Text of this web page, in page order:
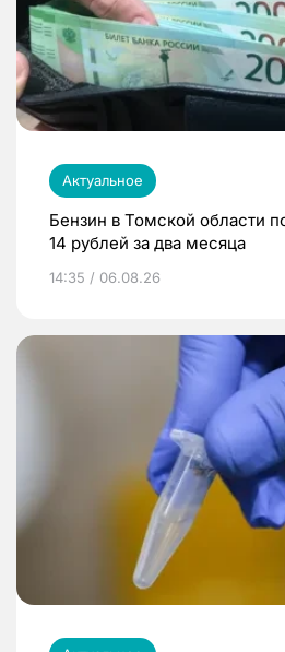
Актуальное
Бензин в Томской области
14 рублей за два месяца
14:35 / 06.08.26